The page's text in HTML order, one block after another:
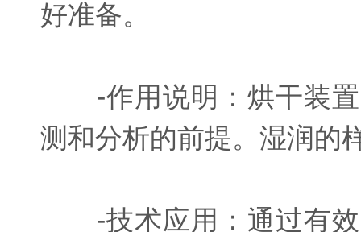
好准备。
-作用说明：烘干装置
测和分析的前提。湿润的
-技术应用：通过有效